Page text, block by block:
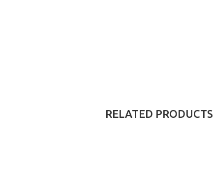
RELATED PRODUCTS